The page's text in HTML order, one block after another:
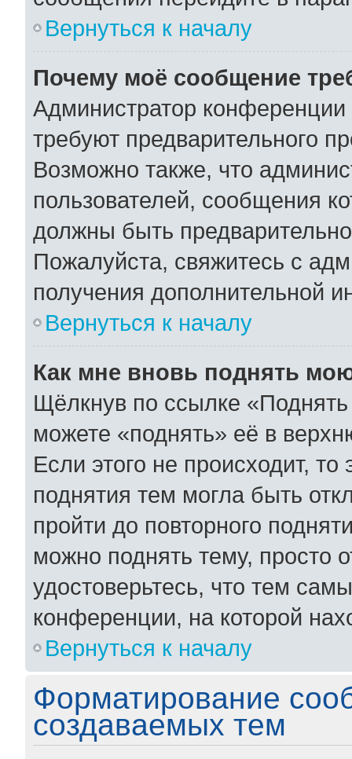
Вернуться к началу
Почему моё сообщение
Администратор
требуют предварительного
Возможно также, что
пользователей, сообщения
должны быть
Пожалуйста, свяжитесь с
получения дополнительной
Вернуться к началу
Как мне вновь поднять
Щёлкнув по ссылке
можете «поднять» её в
Если этого не происходит, то
поднятия тем могла быть
пройти до повторного
можно поднять тему, просто
удостоверьтесь, что тем
конференции, на которой
Вернуться к началу
Форматирование
создаваемых тем